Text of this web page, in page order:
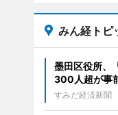
みん経トピ
墨田区役所、
300人超が事
すみだ経済新聞